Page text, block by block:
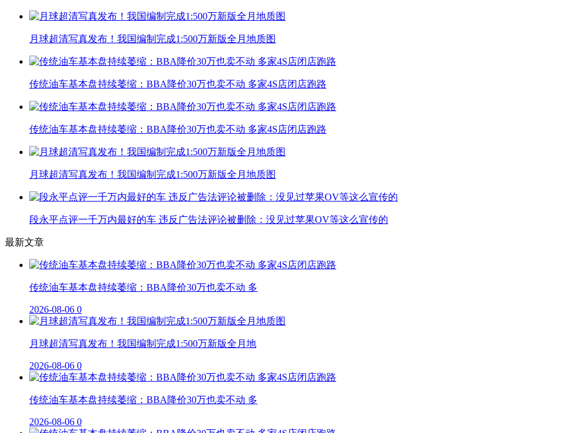
月球超清写真发布！我国编制完成1:500万新版全月地质图
传统油车基本盘持续萎缩：BBA降价30万也卖不动 多家4S店闭店跑路
传统油车基本盘持续萎缩：BBA降价30万也卖不动 多家4S店闭店跑路
月球超清写真发布！我国编制完成1:500万新版全月地质图
段永平点评一千万内最好的车 违反广告法评论被删除：没见过苹果OV等这么宣传的
最新文章
传统油车基本盘持续萎缩：BBA降价30万也卖不动 多
2026-08-06 0
月球超清写真发布！我国编制完成1:500万新版全月地
2026-08-06 0
传统油车基本盘持续萎缩：BBA降价30万也卖不动 多
2026-08-06 0